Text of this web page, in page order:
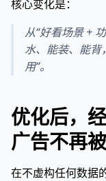
核心变化是：
从“好看场景 +
水、能装、能背
用”。
优化后，
广告不再
在不虚构任何数据